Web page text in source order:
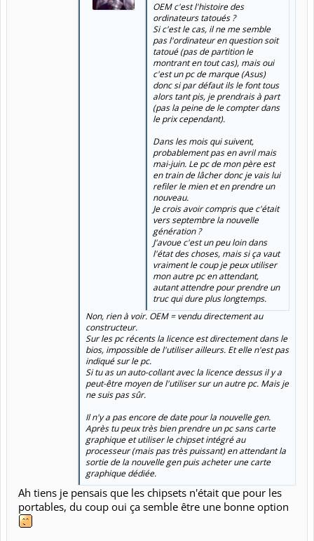
OEM c'est l'histoire des
ordinateurs tatoués ?
Si c'est le cas, il ne me semble
pas l'ordinateur en question soit
tatoué (pas de partition le
montrant en tout cas), mais oui
c'est un pc de marque (Asus)
donc si par défaut ils le font tous
alors tant pis, je prendrais à part
(pas la peine de le compter dans
le prix cependant).
Dans les mois qui suivent,
probablement pas en avril mais
mai-juin. Le pc de mon père est
en train de lâcher donc je vais lui
refiler le mien et en prendre un
nouveau.
Je crois avoir compris que c'était
vers septembre la nouvelle
génération ?
J'avoue c'est un peu loin dans
l'état des choses, mais si ça vaut
vraiment le coup je peux utiliser
mon autre pc en attendant,
autant attendre pour prendre un
truc qui dure plus longtemps.
Non, rien à voir. OEM = vendu directement au
constructeur.
Sur les pc récents la licence est directement dans le
bios, impossible de l'utiliser ailleurs. Et elle n'est pas
indiqué sur le pc.
Si tu as un auto-collant avec la licence dessus il y a
peut-être moyen de l'utiliser sur un autre pc. Mais je
ne suis pas sûr.
Il n'y a pas encore de date pour la nouvelle gen.
Après tu peux très bien prendre un pc sans carte
graphique et utiliser le chipset intégré au
processeur (mais pas très puissant) en attendant la
sortie de la nouvelle gen puis acheter une carte
graphique dédiée.
Ah tiens je pensais que les chipsets n'était que pour les
portables, du coup oui ça semble être une bonne option